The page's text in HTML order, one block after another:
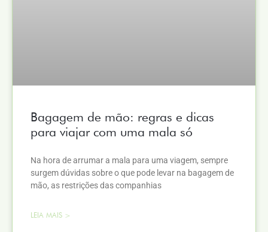
Bagagem de mão: regras e dicas
para viajar com uma mala só
Na hora de arrumar a mala para uma viagem, sempre
surgem dúvidas sobre o que pode levar na bagagem de
mão, as restrições das companhias
LEIA MAIS >